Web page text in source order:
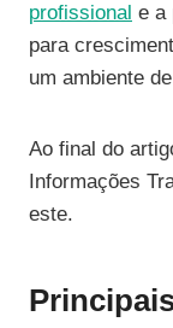
profissional e a
para
um ambiente
Ao final do
Informações
este.